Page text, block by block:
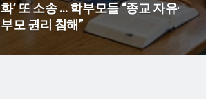
화’ 또 소송 … 학부모들 “종교 자유·
부모 권리 침해”